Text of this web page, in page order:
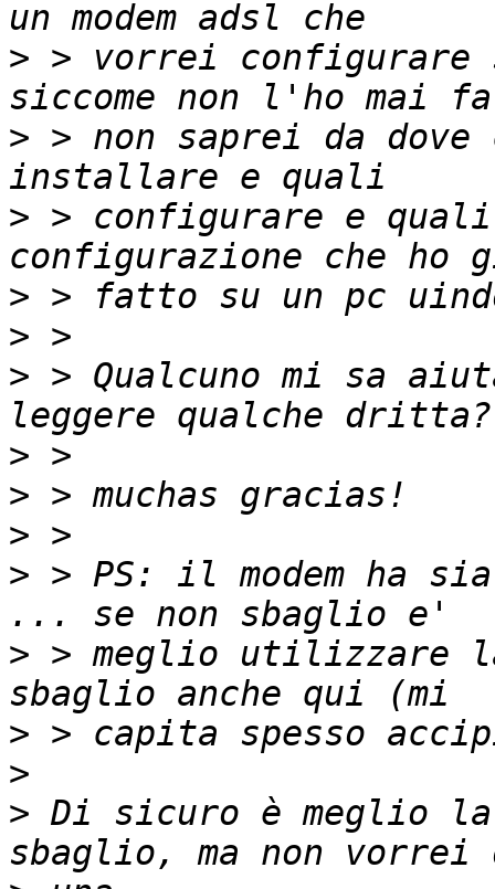
> > vorrei configurare
> > non saprei da
> > configurare e
>
>
> > Qualcuno mi sa
>
>
>
> > PS: il modem ha
> > meglio utilizzare
>
>
> Di sicuro è meglio